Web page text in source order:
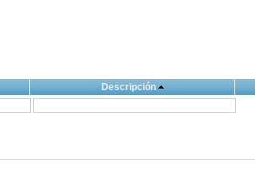
Descripción